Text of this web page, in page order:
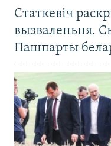
Статкевіч
вызваленьня.
Пашпарты